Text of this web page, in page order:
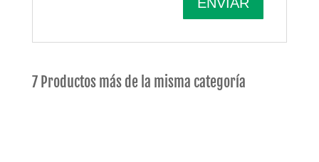
7 Productos más de la misma categoría